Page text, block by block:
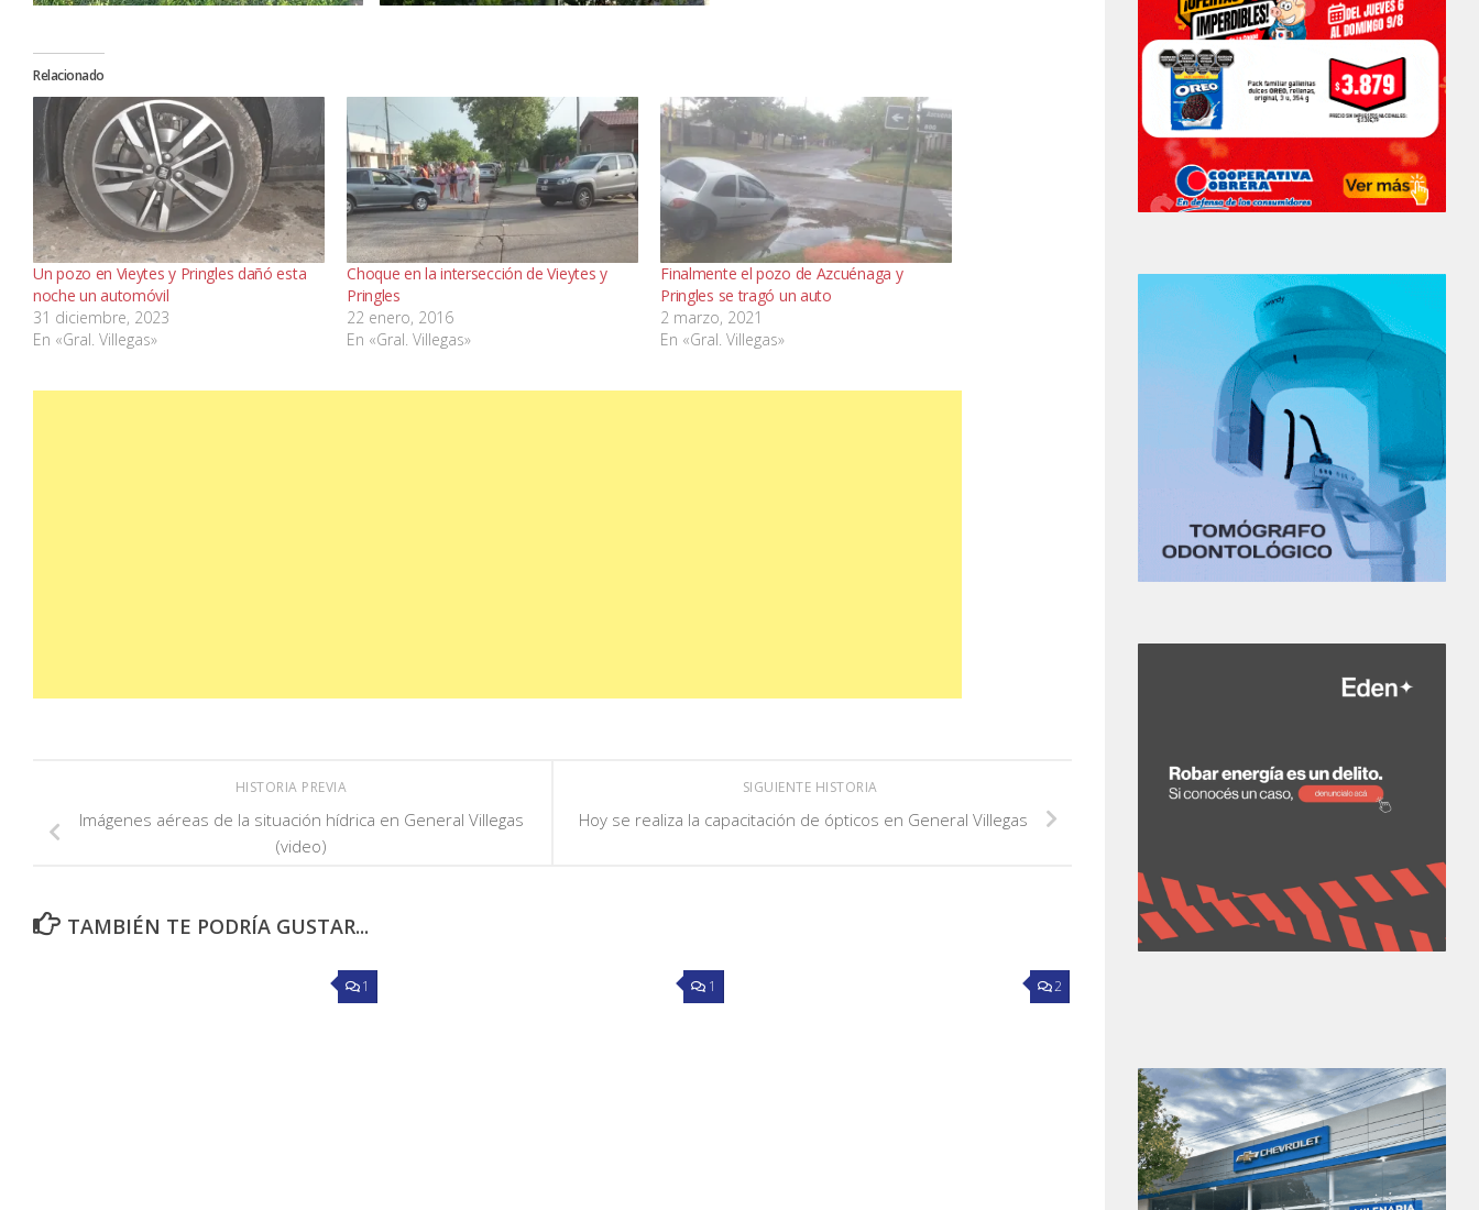
Relacionado
Un pozo en Vieytes y Pringles dañó esta
noche un automóvil
31 diciembre, 2023
En «Gral. Villegas»
Choque en la intersección de Vieytes y
Pringles
22 enero, 2016
En «Gral. Villegas»
Finalmente el pozo de Azcuénaga y
Pringles se tragó un auto
2 marzo, 2021
En «Gral. Villegas»
SIGUIENTE HISTORIA
Hoy se realiza la capacitación de ópticos en General Villegas
HISTORIA PREVIA
Imágenes aéreas de la situación hídrica en General Villegas
(video)
TAMBIÉN TE PODRÍA GUSTAR...
1 1 2